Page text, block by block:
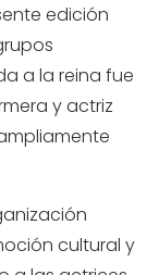
edición
a la reina fue
y actriz
cultural y